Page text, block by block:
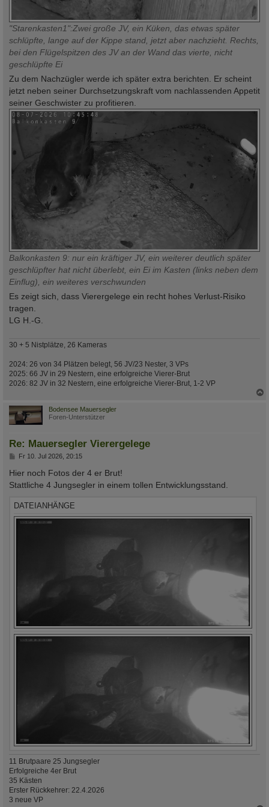
"Starenkasten1":Zwei große JV, ein Küken, das etwas später
schlüpfte, lange auf der Kippe stand, jetzt aber nachzieht. Rechts,
bei den Flügelspitzen des JV an der Wand das vierte, nicht
geschlüpfte Ei
Zu dem Nachzügler werde ich später extra berichten. Er scheint
jetzt neben seiner Durchsetzungskraft vom nachlassenden Appetit
seiner Geschwister zu profitieren.
Balkonkasten 9: nur ein kräftiger JV, ein weiterer deutlich später
geschlüpfter hat nicht überlebt, ein Ei im Kasten (links neben dem
Einflug), ein weiteres verschwunden
Es zeigt sich, dass Vierergelege ein recht hohes Verlust-Risiko
tragen.
LG H.-G.
30 + 5 Nistplätze, 26 Kameras
2024: 26 von 34 Plätzen belegt, 56 JV/23 Nester, 3 VPs
2025: 66 JV in 29 Nestern, eine erfolgreiche Vierer-Brut
2026: 82 JV in 32 Nestern, eine erfolgreiche Vierer-Brut, 1-2 VP
Bodensee Mauersegler
Foren-Unterstützer
Re: Mauersegler Vierergelege
B
i
r
g
Fr 10. Jul 2026, 20:15
Hier noch Fotos der 4 er Brut!
Stattliche 4 Jungsegler in einem tollen Entwicklungsstand.
DATEIANHÄNGE
11 Brutpaare 25 Jungsegler
Erfolgreiche 4er Brut
35 Kästen
Erster Rückkehrer: 22.4.2026
3 neue VP